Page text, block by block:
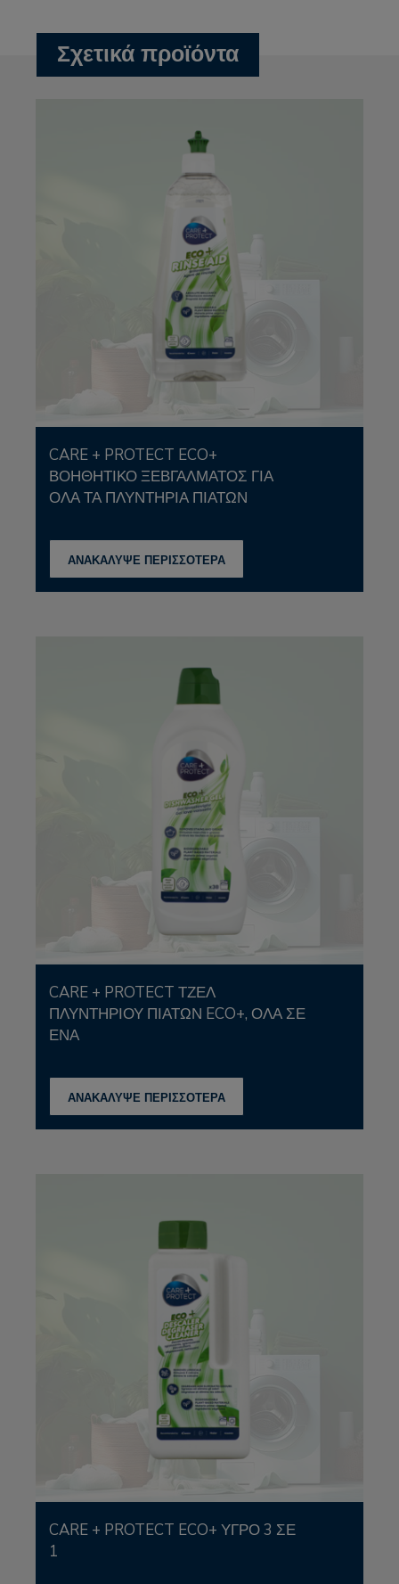
Σχετικά προϊόντα
CARE + PROTECT ECO+
ΒΟΗΘΗΤΙΚΌ ΞΕΒΓΆΛΜΑΤΟΣ ΓΙΑ
ΌΛΑ ΤΑ ΠΛΥΝΤΉΡΙΑ ΠΙΆΤΩΝ
ΑΝΑΚΑΛΥΨΕ ΠΕΡΙΣΣΟΤΕΡΑ
CARE + PROTECT ΤΖΕΛ
ΠΛΥΝΤΗΡΊΟΥ ΠΙΆΤΩΝ ECO+, ΌΛΑ ΣΕ
ΈΝΑ
ΑΝΑΚΑΛΥΨΕ ΠΕΡΙΣΣΟΤΕΡΑ
CARE + PROTECT ECO+ ΥΓΡΌ 3 ΣΕ
1